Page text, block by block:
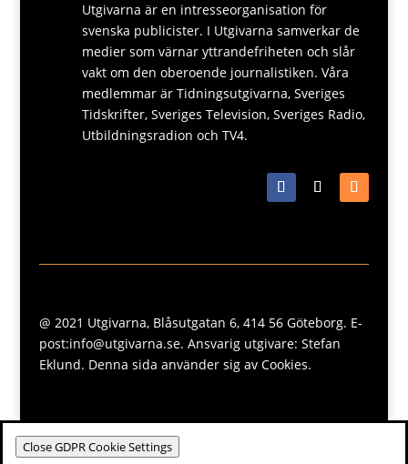
Utgivarna är en intresseorganisation för
svenska publicister. I Utgivarna samverkar de
medier som värnar yttrandefriheten och slår
vakt om den oberoende journalistiken. Våra
medlemmar är Tidningsutgivarna, Sveriges
Tidskrifter, Sveriges Television, Sveriges Radio,
Utbildningsradion och TV4.
@ 2021 Utgivarna, Blåsutgatan 6, 414 56 Göteborg. E-
post:info@utgivarna.se. Ansvarig utgivare: Stefan
Eklund. Denna sida använder sig av Cookies.
Close GDPR Cookie Settings